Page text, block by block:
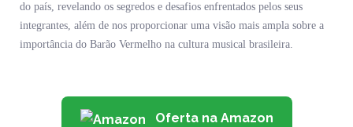
do país, revelando os segredos e desafios enfrentados pelos seus
integrantes, além de nos proporcionar uma visão mais ampla sobre a
importância do Barão Vermelho na cultura musical brasileira.
Oferta na Amazon